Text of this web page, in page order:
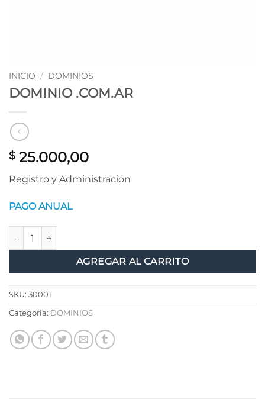
INICIO / DOMINIOS
DOMINIO .COM.AR
$ 25.000,00
Registro y Administración
PAGO ANUAL
DOMINIO .COM.AR cantidad
AGREGAR AL CARRITO
SKU: 30001
Categoría: DOMINIOS